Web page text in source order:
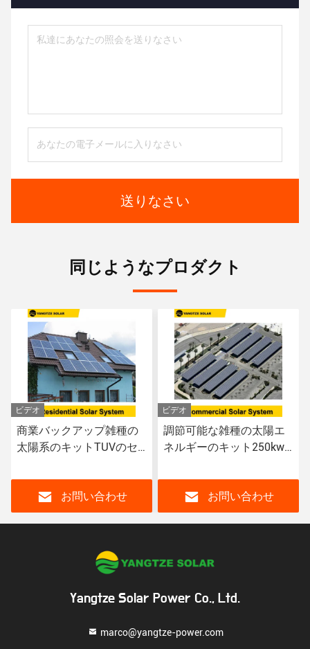
送りなさい
同じようなプロダクト
ビデオ
調節可能な雑種の太陽エ
ネルギーのキット250kw
お問い合わせ
ビデオ
多結晶性雑種の太陽系の
キット インバーター3段
お問い合わせ
Yangtze Solar Power Co., Ltd.
marco@yangtze-power.com